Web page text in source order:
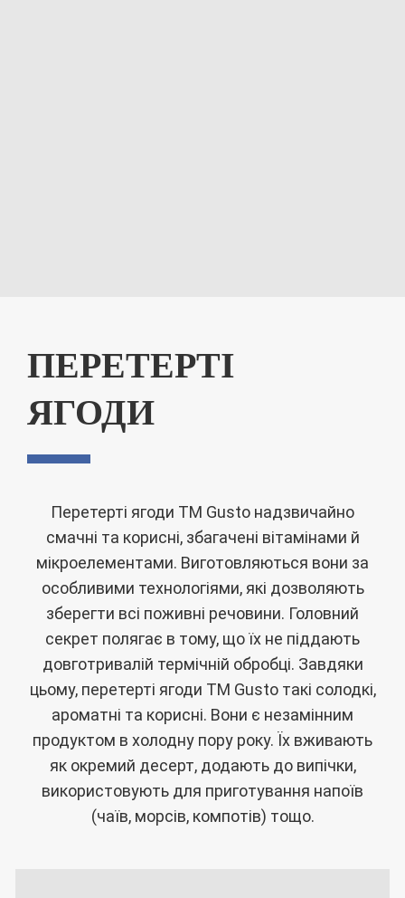
ПЕРЕТЕРТІ
ЯГОДИ
Перетерті ягоди ТМ Gusto надзвичайно
смачні та корисні, збагачені вітамінами й
мікроелементами. Виготовляються вони за
особливими технологіями, які дозволяють
зберегти всі поживні речовини. Головний
секрет полягає в тому, що їх не піддають
довготривалій термічній обробці. Завдяки
цьому, перетерті ягоди ТМ Gusto такі солодкі,
ароматні та корисні. Вони є незамінним
продуктом в холодну пору року. Їх вживають
як окремий десерт, додають до випічки,
використовують для приготування напоїв
(чаїв, морсів, компотів) тощо.